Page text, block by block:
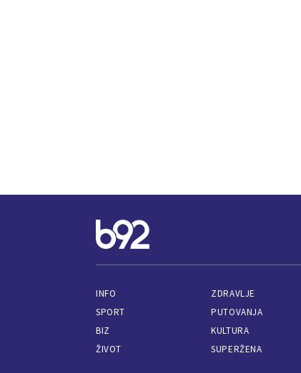
INFO
SPORT
BIZ
ŽIVOT
ZDRAVLJE
PUTOVANJA
KULTURA
SUPERŽENA